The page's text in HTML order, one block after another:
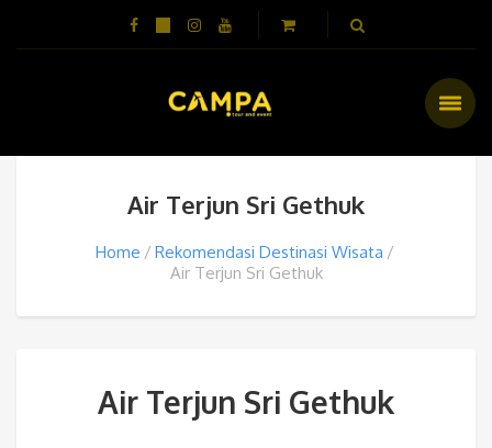
Air Terjun Sri Gethuk
Home
Rekomendasi Destinasi Wisata
Air Terjun Sri Gethuk
Air Terjun Sri Gethuk